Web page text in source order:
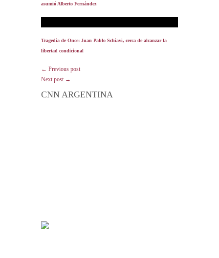
asumió Alberto Fernández
Tragedia de Once: Juan Pablo Schiavi, cerca de alcanzar la
libertad condicional
← Previous post
Next post →
CNN ARGENTINA